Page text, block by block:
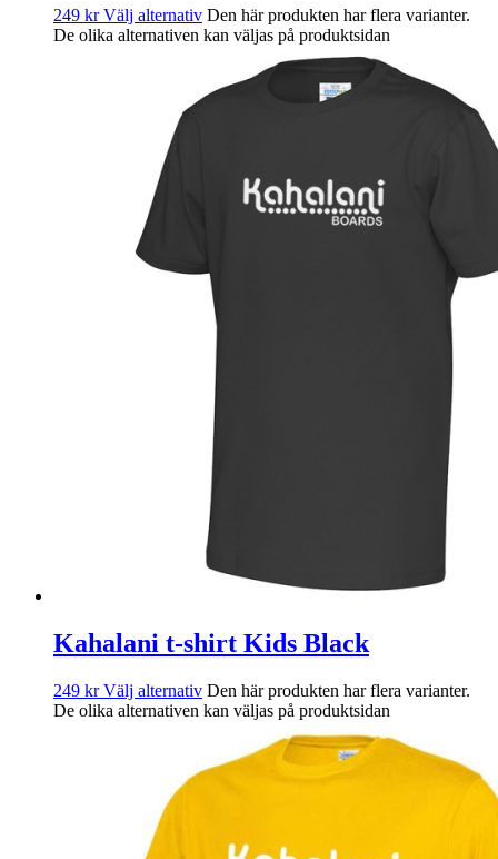
249 kr Välj alternativ Den här produkten har flera varianter.
De olika alternativen kan väljas på produktsidan
Kahalani t-shirt Kids Black
249 kr Välj alternativ Den här produkten har flera varianter.
De olika alternativen kan väljas på produktsidan